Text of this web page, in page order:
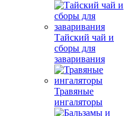
Тайский чай и
сборы для
заваривания
Травяные
ингаляторы